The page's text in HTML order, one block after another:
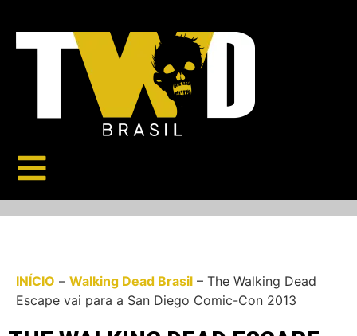
INÍCIO – Walking Dead Brasil – The Walking Dead
Escape vai para a San Diego Comic-Con 2013